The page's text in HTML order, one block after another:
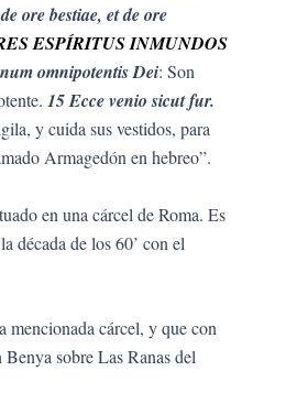
ore bestiae, et de ore
ESPÍRITUS INMUNDOS
omnipotentis Dei: Son
15 Ecce venio sicut fur.
y cuida sus vestidos, para
Armagedón en hebreo”.
en una cárcel de Roma. Es
década de los 60’ con el
mencionada cárcel, y que con
sobre Las Ranas del